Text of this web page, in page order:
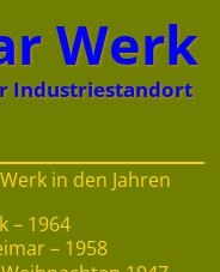
Werk
Industriestandort
in den Jahren
– 1964
– 1958